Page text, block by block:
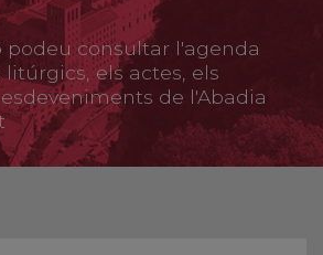
podeu consultar l'agenda
els actes, els
de l'Abadia